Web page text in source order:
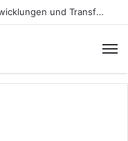
Lokomotive Moskau: Aktuelle Entwicklungen und Transfers